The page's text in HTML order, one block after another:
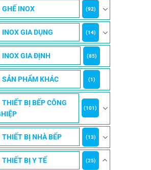
GHẾ INOX (92)
INOX GIA DỤNG (14)
INOX GIA ĐỊNH (85)
SẢN PHẨM KHÁC (1)
THIẾT BỊ BẾP CÔNG
(101)
THIẾT BỊ NHÀ BẾP (13)
THIẾT BỊ Y TẾ (25)